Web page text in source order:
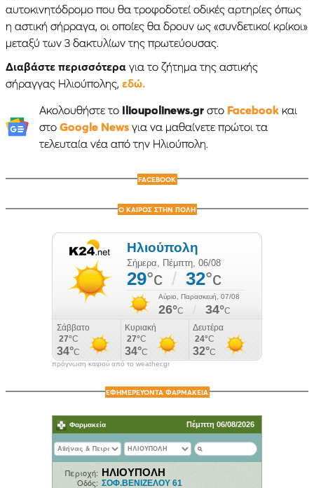
αυτοκινητόδρομο που θα τροφοδοτεί οδικές αρτηρίες όπως
η αστική σήρραγα, οι οποίες θα δρουν ως «συνδετικοί κρίκοι»
μεταξύ των 3 δακτυλίων της πρωτεύουσας.
Διαβάστε περισσότερα για το ζήτημα της αστικής
σήραγγας Ηλιούπολης, εδώ.
Ακολουθήστε το Ilioupolinews.grστο Facebookκαι
στο Google Newsγια να μαθαίνετε πρώτοι τα
τελευταία νέα από την Ηλιούπολη.
FACEBOOK
Ο ΚΑΙΡΟΣ ΣΤΗΝ ΠΟΛΗ
πρόγνωση καιρού από το weather.gr
ΕΦΗΜΕΡΕΥΟΝΤΑ ΦΑΡΜΑΚΕΙΑ